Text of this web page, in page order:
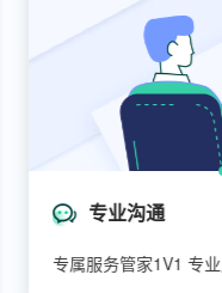
专业沟通
专属服务管家1V1 专